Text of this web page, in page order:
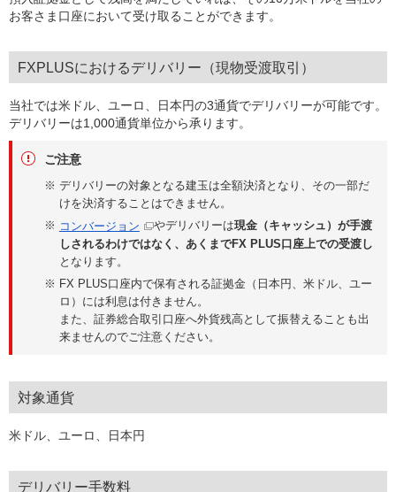
お客さま口座において受け取ることができます。
FXPLUSにおけるデリバリー（現物受渡取引）
当社では米ドル、ユーロ、日本円の3通貨でデリバリーが可能です。
デリバリーは1,000通貨単位から承ります。
ご注意
デリバリーの対象となる建玉は全額決済となり、その一部だ
けを決済することはできません。
コンバージョン
やデリバリーは現金（キャッシュ）が手渡
しされるわけではなく、あくまでFX PLUS口座上での受渡し
となります。
FX PLUS口座内で保有される証拠金（日本円、米ドル、ユー
ロ）には利息は付きません。
また、証券総合取引口座へ外貨残高として振替えることも出
来ませんのでご注意ください。
対象通貨
米ドル、ユーロ、日本円
デリバリー手数料